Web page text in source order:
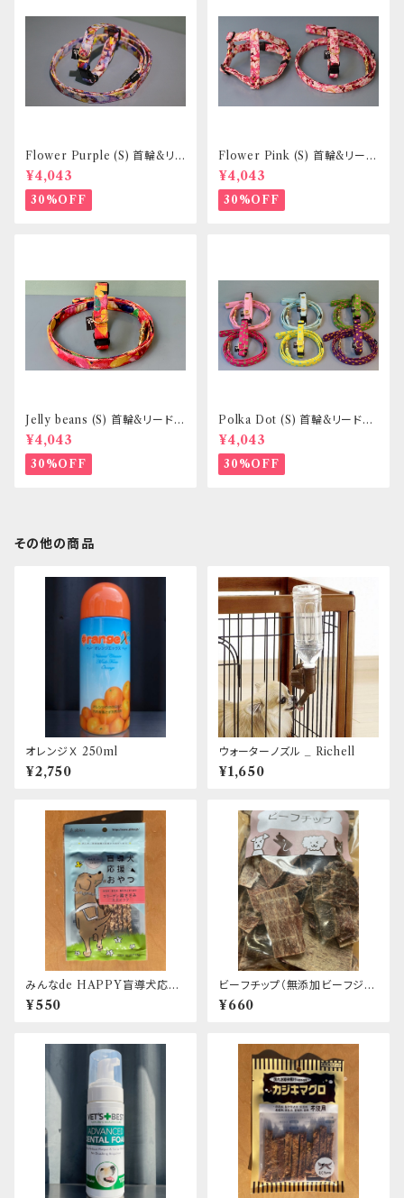
Flower Purple (S) 首輪&リ
ードセット _ 小型犬・小柄な中
型犬向き _ フントヒュッテオリジ
ナル
¥4,043
30%OFF
Flower Pink (S) 首輪&リード
セット _ 小型犬・小柄な中型犬
向き _ フントヒュッテオリジナル
¥4,043
30%OFF
Jelly beans (S) 首輪&リードセ
ット _ 小型犬・小柄な中型犬向
き _ フントヒュッテオリジナル
¥4,043
30%OFF
Polka Dot (S) 首輪&リードセ
ット _ 小型犬・小柄な中型犬向
き _ フントヒュッテオリジナル
¥4,043
30%OFF
その他の商品
オレンジＸ 250ml
¥2,750
ウォーターノズル _ Richell
¥1,650
みんなde HAPPY盲導犬応援
おやつ コラーゲン鶏ささみステ
ィック
¥550
ビーフチップ（無添加ビーフジャ
ーキー） エリール
¥660